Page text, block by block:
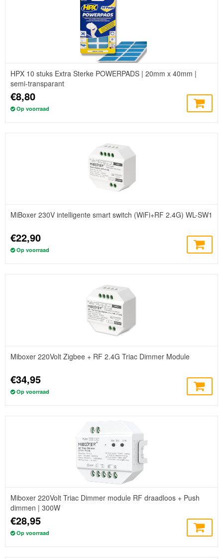
HPX 10 stuks Extra Sterke POWERPADS | 20mm x 40mm |
semi-transparant
€8,80
Op voorraad
MiBoxer 230V intelligente smart switch (WiFi+RF 2.4G) WL-SW1
€22,90
Op voorraad
Miboxer 220Volt Zigbee + RF 2.4G Triac Dimmer Module
€34,95
Op voorraad
Miboxer 220Volt Triac Dimmer module RF draadloos + Push
dimmen | 300W
€28,95
Op voorraad